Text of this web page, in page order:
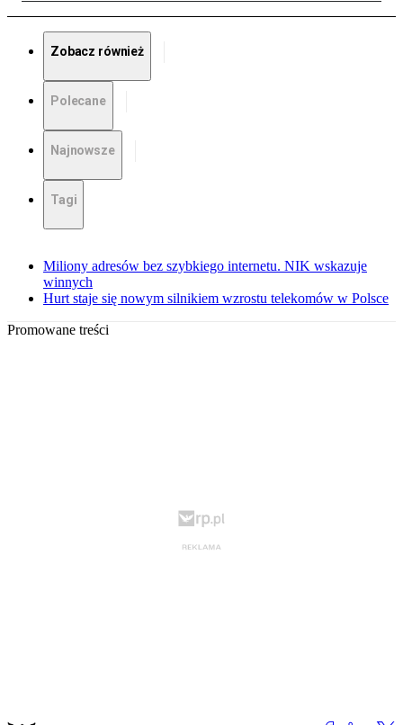
Zobacz również
Polecane
Najnowsze
Tagi
Miliony adresów bez szybkiego internetu. NIK wskazuje
winnych
Hurt staje się nowym silnikiem wzrostu telekomów w Polsce
Promowane treści